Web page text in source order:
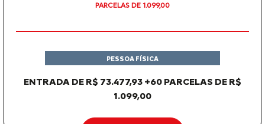
PARCELAS DE 1.099,00
ENTRADA DE R$ 73.477,93 +60 PARCELAS DE R$
1.099,00
PESSOA FÍSICA